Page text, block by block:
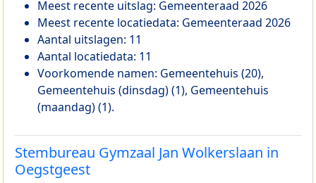
Meest recente uitslag: Gemeenteraad 2026
Meest recente locatiedata: Gemeenteraad 2026
Aantal uitslagen: 11
Aantal locatiedata: 11
Voorkomende namen: Gemeentehuis (20),
Gemeentehuis (dinsdag) (1), Gemeentehuis
(maandag) (1).
Stembureau Gymzaal Jan Wolkerslaan in
Oegstgeest